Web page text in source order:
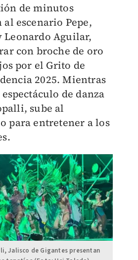
de minutos
escenario Pepe,
Leonardo Aguilar,
con broche de oro
por el Grito de
2025. Mientras
de danza
sube al
para entretener a los
Jalisco de Gigantes presentan